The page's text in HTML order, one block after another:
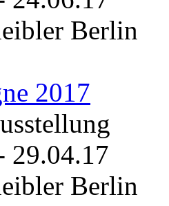
Berlin
2017
29.04.17
Berlin